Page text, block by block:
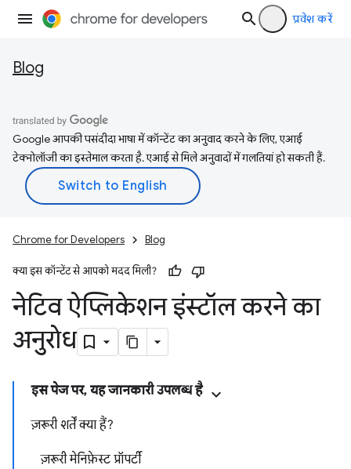
प्रवेश करें
Blog
Google आपकी पसंदीदा भाषा में कॉन्टेंट का अनुवाद करने के लिए, एआई
टेक्नोलॉजी का इस्तेमाल करता है. एआई से मिले अनुवादों में गलतियां हो सकती हैं.
Chrome for Developers Blog
क्या इस कॉन्टेंट से आपको मदद मिली?
नेटिव ऐप्लिकेशन इंस्टॉल करने का
अनुरोध
इस पेज पर, यह जानकारी उपलब्ध है
ज़रूरी शर्तें क्या हैं?
ज़रूरी मेनिफ़ेस्ट प्रॉपर्टी